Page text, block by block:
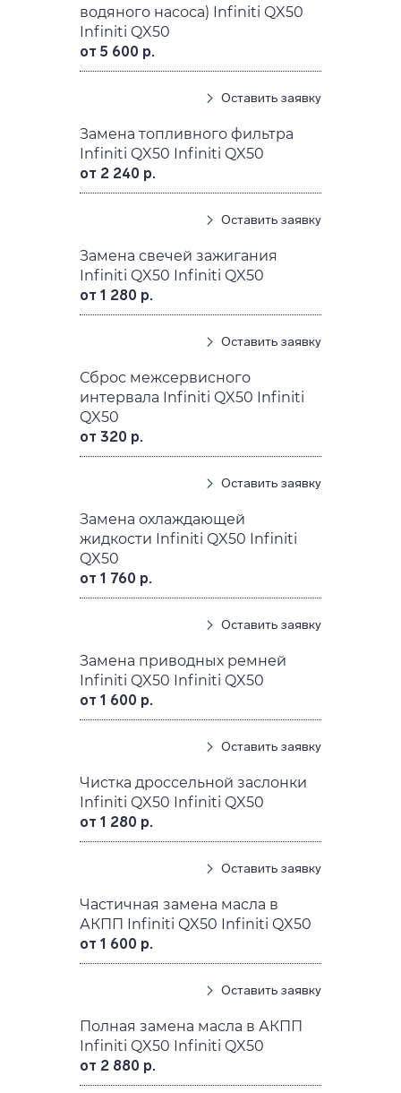
водяного насоса) Infiniti QX50
Infiniti QX50
от 5 600 р.
Оставить заявку
Замена топливного фильтра
Infiniti QX50 Infiniti QX50
от 2 240 р.
Оставить заявку
Замена свечей зажигания
Infiniti QX50 Infiniti QX50
от 1 280 р.
Оставить заявку
Сброс межсервисного
интервала Infiniti QX50 Infiniti
QX50
от 320 р.
Оставить заявку
Замена охлаждающей
жидкости Infiniti QX50 Infiniti
QX50
от 1 760 р.
Оставить заявку
Замена приводных ремней
Infiniti QX50 Infiniti QX50
от 1 600 р.
Оставить заявку
Чистка дроссельной заслонки
Infiniti QX50 Infiniti QX50
от 1 280 р.
Оставить заявку
Частичная замена масла в
АКПП Infiniti QX50 Infiniti QX50
от 1 600 р.
Оставить заявку
Полная замена масла в АКПП
Infiniti QX50 Infiniti QX50
от 2 880 р.